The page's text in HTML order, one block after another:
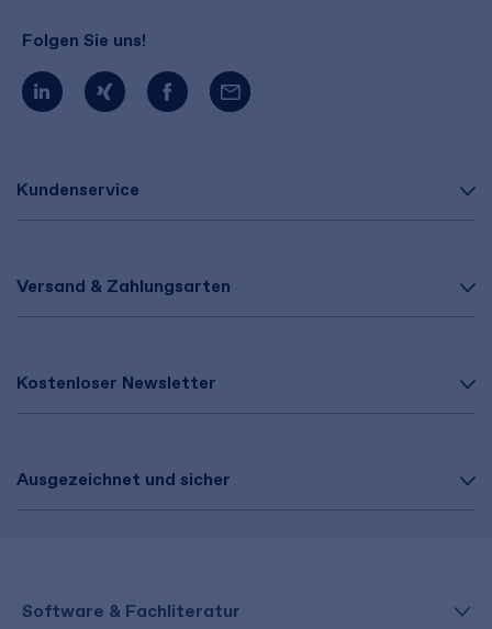
Kundenservice
Versand & Zahlungsarten
Kostenloser Newsletter
Ausgezeichnet und sicher
Folgen Sie uns!
Software & Fachliteratur